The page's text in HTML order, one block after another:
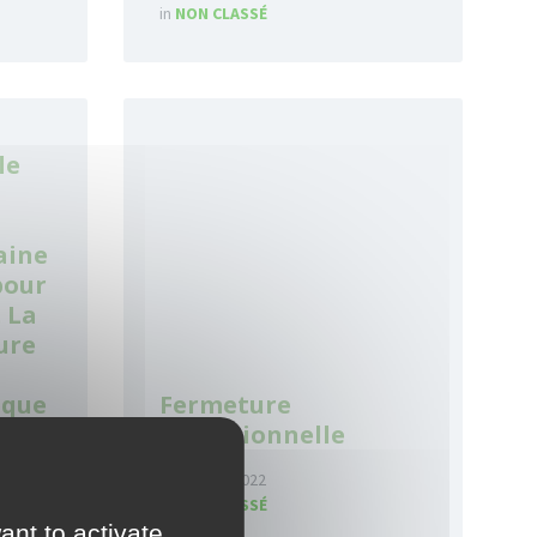
in NON CLASSÉ
Fermeture
exceptionnelle
24 février 2022
NON CLASSÉ